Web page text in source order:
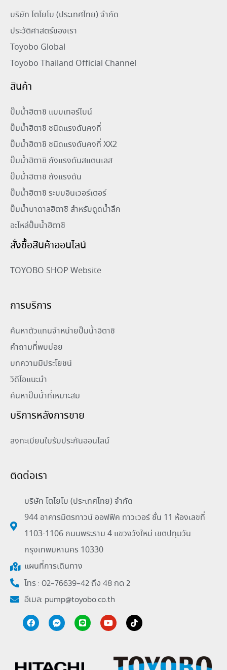
บริษัท โตโยโบ (ประเทศไทย) จำกัด
ประวัติศาสตร์ของเรา
Toyobo Global
Toyobo Thailand Official Channel
สินค้า
ปั๊มน้ำฮิตาชิ แบบเทอร์ไบน์
ปั๊มน้ำฮิตาชิ ชนิดแรงดันคงที่
ปั๊มน้ำฮิตาชิ ชนิดแรงดันคงที่ XX2
ปั๊มน้ำฮิตาชิ ถังแรงดันสแตนเลส
ปั๊มน้ำฮิตาชิ ถังแรงดัน
ปั๊มน้ำฮิตาชิ ระบบอินเวอร์เตอร์
ปั๊มน้ำบาดาลฮิตาชิ สำหรับดูดน้ำลึก
อะไหล่ปั๊มน้ำฮิตาชิ
สั่งซื้อสินค้าออนไลน์
TOYOBO SHOP Website
การบริการ
ค้นหาตัวแทนจำหน่ายปั๊มน้ำอิตาชิ
คำถามที่พบบ่อย
บทความมีประโยชน์
วิดีโอแนะนำ
ค้นหาปั๊มน้ำที่เหมาะสม
บริการหลังการขาย
ลงทะเบียนใบรับประกันออนไลน์
ติดต่อเรา
บริษัท โตโยโบ (ประเทศไทย) จำกัด
944 อาคารมิตรทาวน์ ออฟฟิค ทาวเวอร์ ชั้น 11 ห้องเลขที่
1103-1106 ถนนพระราม 4 แขวงวังใหม่ เขตปทุมวัน
กรุงเทพมหานคร 10330
แผนที่การเดินทาง
โทร : 02-76639-42 ถึง 48 กด 2
อีเมล: pump@toyobo.co.th